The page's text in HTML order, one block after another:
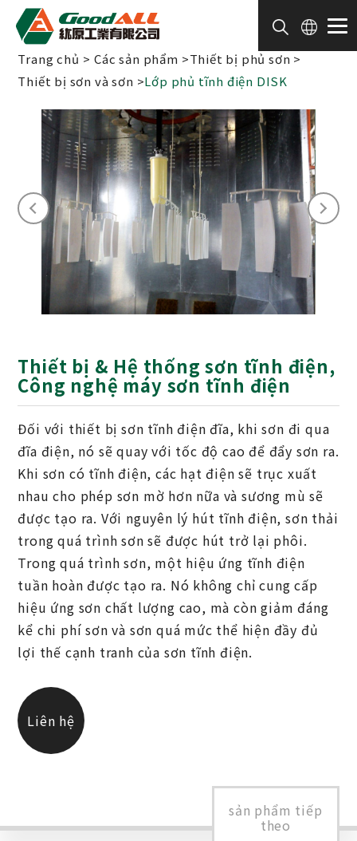
Trang chủ Các sản phẩm
Thiết bị phủ sơn
Thiết bị sơn và sơn
Lớp phủ tĩnh điện DISK
Thiết bị & Hệ thống sơn tĩnh điện,
Công nghệ máy sơn tĩnh điện
Đối với thiết bị sơn tĩnh điện đĩa, khi sơn đi qua
đĩa điện, nó sẽ quay với tốc độ cao để đẩy sơn ra.
Khi sơn có tĩnh điện, các hạt điện sẽ trục xuất
nhau cho phép sơn mờ hơn nữa và sương mù sẽ
được tạo ra. Với nguyên lý hút tĩnh điện, sơn thải
trong quá trình sơn sẽ được hút trở lại phôi.
Trong quá trình sơn, một hiệu ứng tĩnh điện
tuần hoàn được tạo ra. Nó không chỉ cung cấp
hiệu ứng sơn chất lượng cao, mà còn giảm đáng
kể chi phí sơn và sơn quá mức thể hiện đầy đủ
lợi thế cạnh tranh của sơn tĩnh điện.
Liên hệ
sản phẩm tiếp
theo
Bảng quản lý cookie